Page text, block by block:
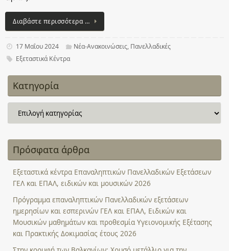
Διαβάστε περισσότερα …
17 Μαΐου 2024 Νέα-Ανακοινώσεις, Πανελλαδικές
Εξεταστικά Κέντρα
Κατηγορία
Πρόσφατα άρθρα
Εξεταστικά κέντρα Επαναληπτικών Πανελλαδικών Εξετάσεων
ΓΕΛ και ΕΠΑΛ, ειδικών και μουσικών 2026
Πρόγραμμα επαναληπτικών Πανελλαδικών εξετάσεων
ημερησίων και εσπερινών ΓΕΛ και ΕΠΑΛ, Ειδικών και
Μουσικών μαθημάτων και προθεσμία Υγειονομικής Εξέτασης
και Πρακτικής Δοκιμασίας έτους 2026